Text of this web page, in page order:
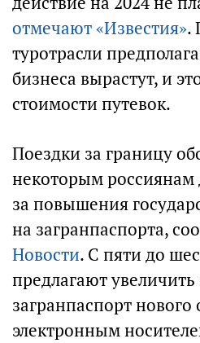
отмечают «Известия».
туротрасли
бизнеса вырастут, и
стоимости путевок.
Поездки за границу
некоторым
за повышения
на загранпаспорта,
Новости. С пяти до
предлагают
загранпаспорт нового
электронным